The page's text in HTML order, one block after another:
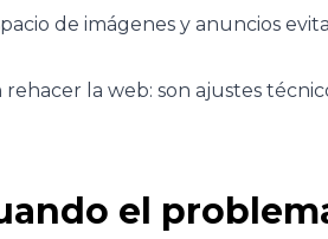
de imágenes y anuncios
la web: son ajustes
el